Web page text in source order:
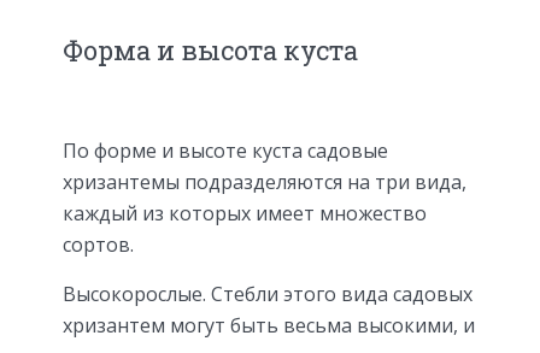
Форма и высота куста
По форме и высоте куста садовые
хризантемы подразделяются на три вида,
каждый из которых имеет множество
сортов.
Высокорослые. Стебли этого вида садовых
хризантем могут быть весьма высокими, и